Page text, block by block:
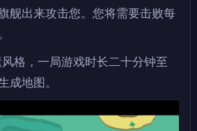
舰出来攻击您。您将需要击败每
格，一局游戏时长二十分钟至
成地图。